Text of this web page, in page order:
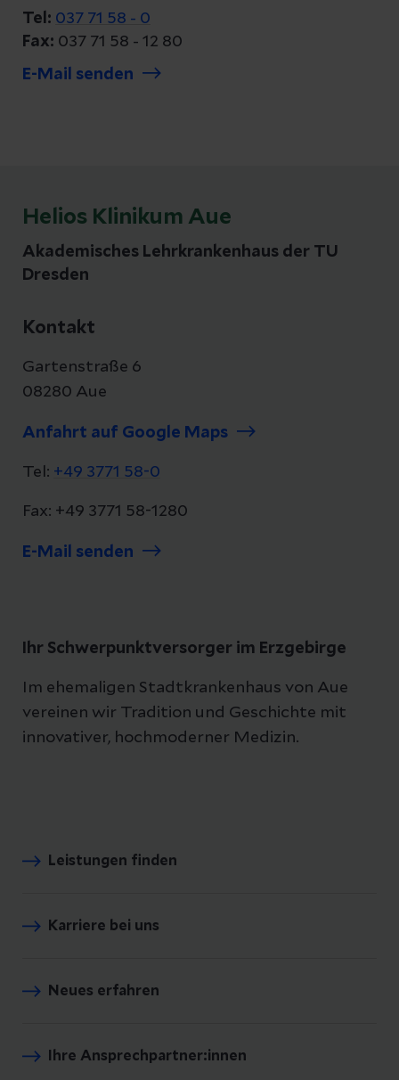
Tel: 037 71 58 - 0
Fax: 037 71 58 - 12 80
E-Mail senden
Helios Klinikum Aue
Akademisches Lehrkrankenhaus der TU
Dresden
Kontakt
Gartenstraße 6
08280 Aue
Anfahrt auf Google Maps
Tel: +49 3771 58-0
Fax: +49 3771 58-1280
E-Mail senden
Ihr Schwerpunktversorger im Erzgebirge
Im ehemaligen Stadtkrankenhaus von Aue
vereinen wir Tradition und Geschichte mit
innovativer, hochmoderner Medizin.
Leistungen finden
Karriere bei uns
Neues erfahren
Ihre Ansprechpartner:innen